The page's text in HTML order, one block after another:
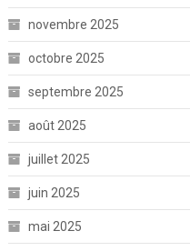
novembre 2025
octobre 2025
septembre 2025
août 2025
juillet 2025
juin 2025
mai 2025